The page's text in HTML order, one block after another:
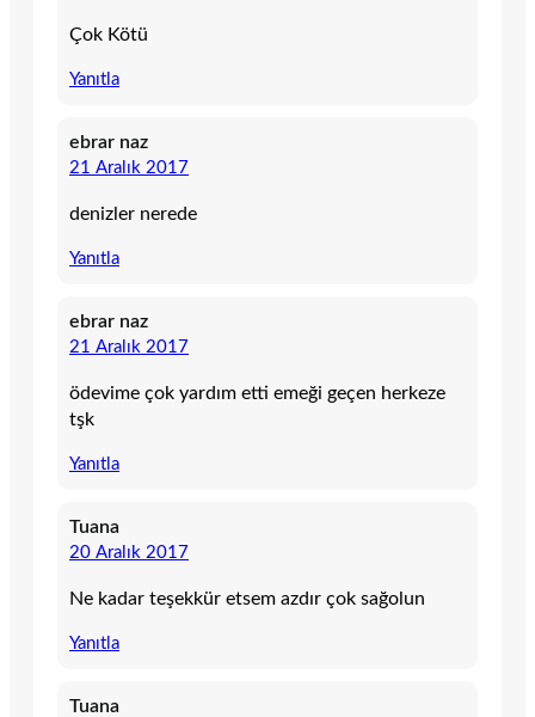
Çok Kötü
Yanıtla
ebrar naz
21 Aralık 2017
denizler nerede
Yanıtla
ebrar naz
21 Aralık 2017
ödevime çok yardım etti emeği geçen herkeze
tşk
Yanıtla
Tuana
20 Aralık 2017
Ne kadar teşekkür etsem azdır çok sağolun
Yanıtla
Tuana